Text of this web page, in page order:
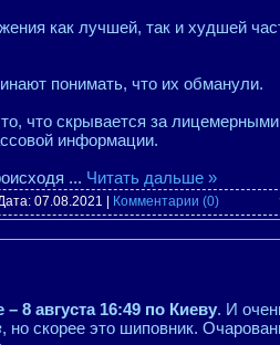
как лучшей, так и худшей
понимать, что их обманули.
что скрывается за
информации.
... Читать дальше »
07.08.2021 Комментарии (0)
8 августа 16:49 по Киеву. И
, но скорее это шиповник.